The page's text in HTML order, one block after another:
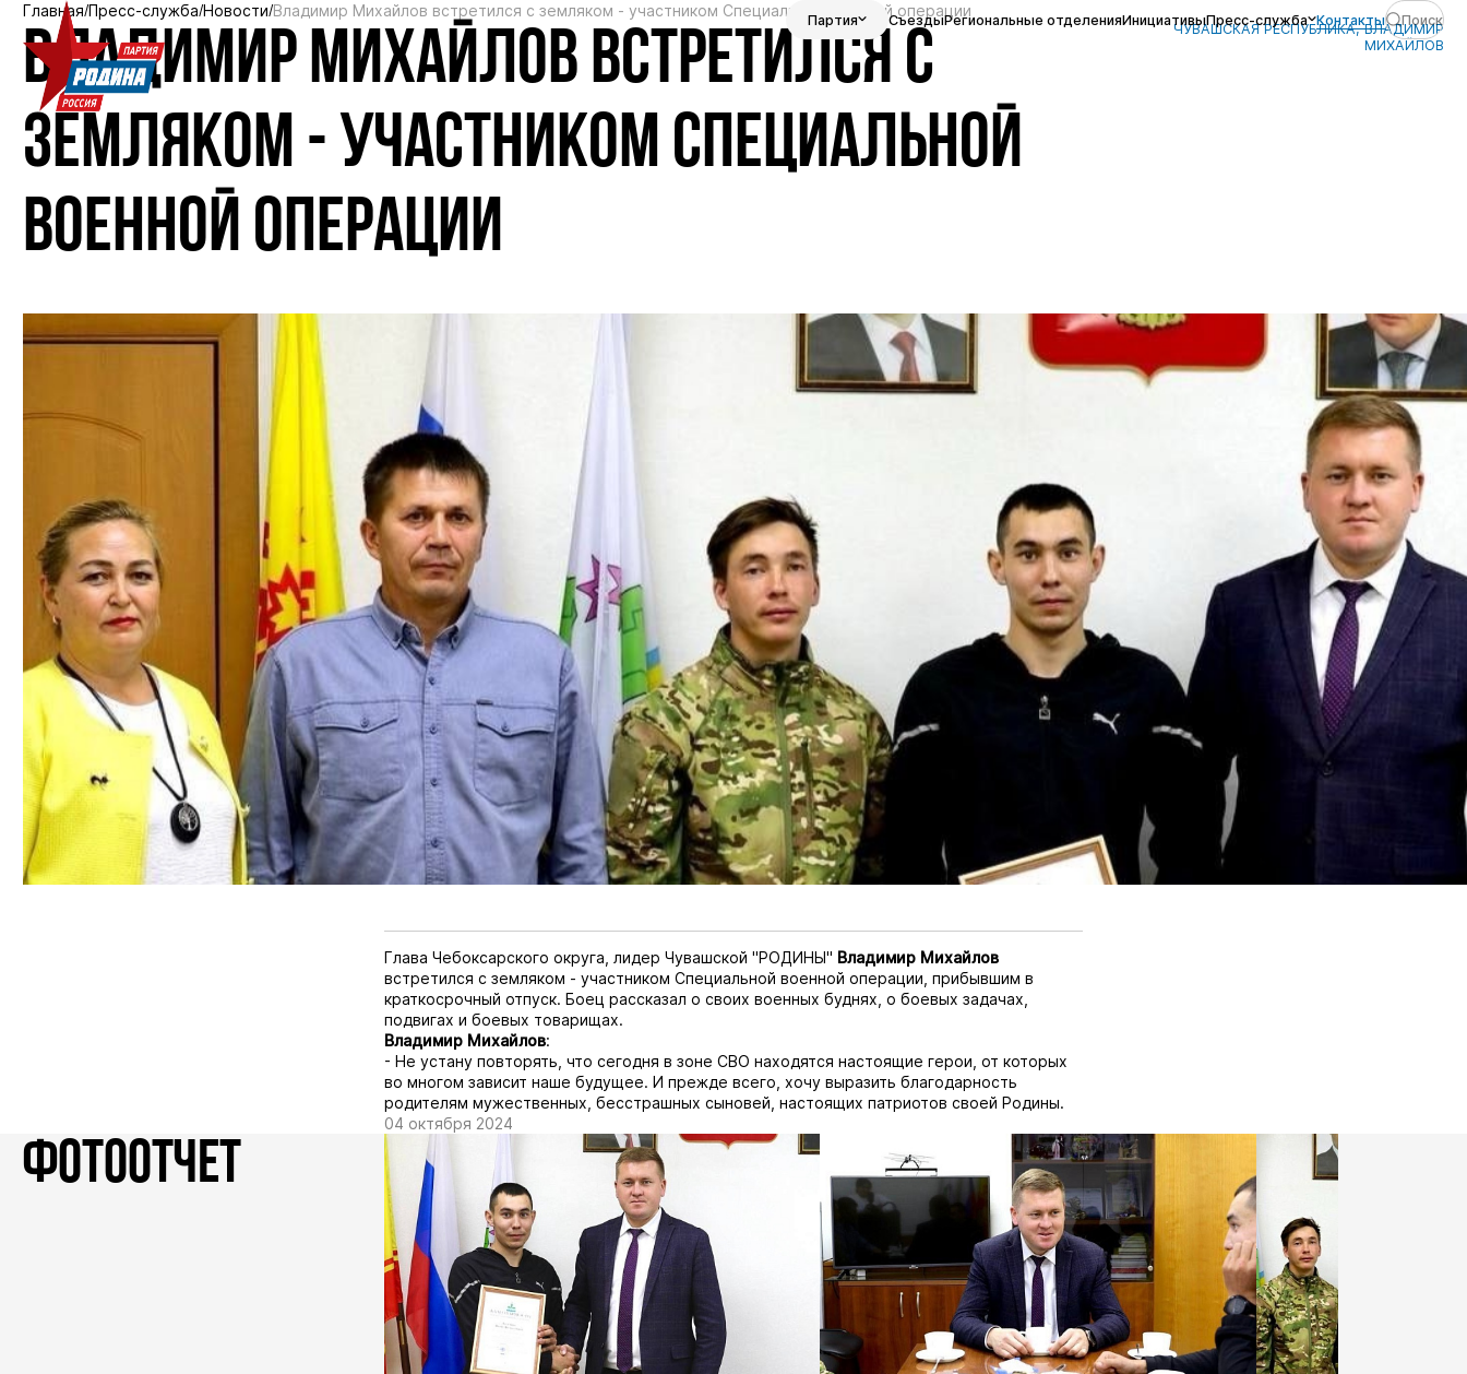
Партия СъездыРегиональные отделенияИнициативыПресс-служба Контакты Поиск
Главная Пресс-служба Новости Владимир Михайлов встретился с земляком - участником Специальной военной операции
ВЛАДИМИР МИХАЙЛОВ ВСТРЕТИЛСЯ С
ЗЕМЛЯКОМ - УЧАСТНИКОМ СПЕЦИАЛЬНОЙ
ВОЕННОЙ ОПЕРАЦИИ
ЧУВАШСКАЯ РЕСПУБЛИКА, ВЛАДИМИР
МИХАЙЛОВ
Глава Чебоксарского округа, лидер Чувашской "РОДИНЫ" Владимир Михайлов
встретился с земляком - участником Специальной военной операции, прибывшим в
краткосрочный отпуск. Боец рассказал о своих военных буднях, о боевых задачах,
подвигах и боевых товарищах.
Владимир Михайлов:
- Не устану повторять, что сегодня в зоне СВО находятся настоящие герои, от которых
во многом зависит наше будущее. И прежде всего, хочу выразить благодарность
родителям мужественных, бесстрашных сыновей, настоящих патриотов своей Родины.
04 октября 2024
ФОТООТЧЕТ